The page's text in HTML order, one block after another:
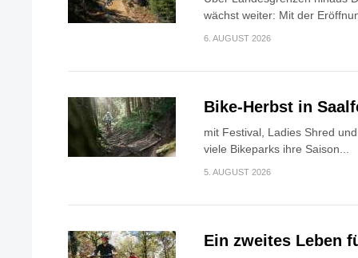
wächst weiter: Mit der
6. AUGUST 2026
Bike-Herbst in
mit Festival, Ladies Shred
viele Bikeparks ihre Saison...
5. AUGUST 2026
Ein zweites Leben